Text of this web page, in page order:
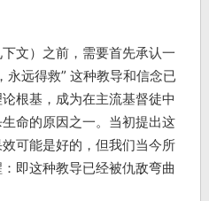
文）之前，需要首先承认一
永远得救” 这种教导和信念已
根基，成为在主流基督徒中
命的原因之一。当初提出这
可能是好的，但我们当今所
即这种教导已经被仇敌弯曲